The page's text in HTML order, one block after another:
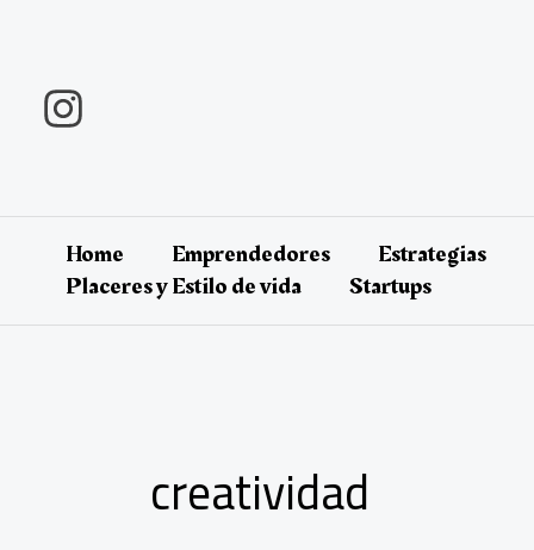
contenido
Home Emprendedores Estrategias
Placeres y Estilo de vida
Startups
creatividad